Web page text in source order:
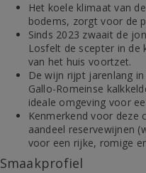
Het koele klimaat van
bodems, zorgt voor de
Sinds 2023 zwaait de
Losfelt de scepter in de
van het huis voortzet.
De wijn rijpt jarenlang
Gallo-Romeinse
ideale omgeving voor
Kenmerkend voor deze
aandeel reservewijnen
voor een rijke, romige
Smaakprofiel